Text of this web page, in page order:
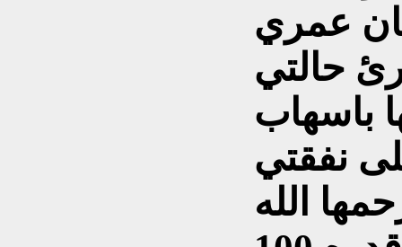
وقتها كان عمري
حالتي
باسهاب
نفقتي
الله